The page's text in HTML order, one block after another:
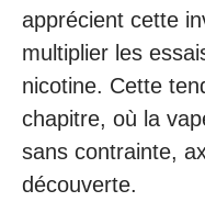
apprécient cette
multiplier les
nicotine. Cette
chapitre, où la
sans contrainte,
découverte.